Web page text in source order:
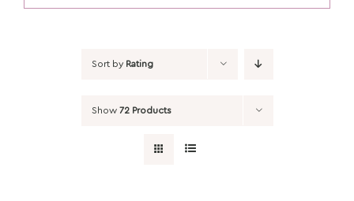
Sort by Rating
Show 72 Products